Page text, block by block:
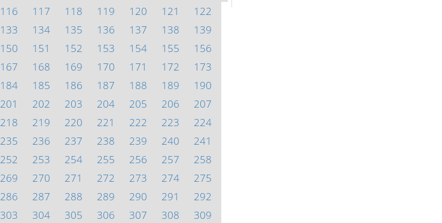
116 117 118 119 120 121
122
133 134 135 136 137 138
139
150 151 152 153 154 155
156
167 168 169 170 171 172
173
184 185 186 187 188 189
190
201 202 203 204 205 206
207
218 219 220 221 222 223
224
235 236 237 238 239 240
241
252 253 254 255 256 257
258
269 270 271 272 273 274
275
286 287 288 289 290 291
292
303 304 305 306 307 308 309